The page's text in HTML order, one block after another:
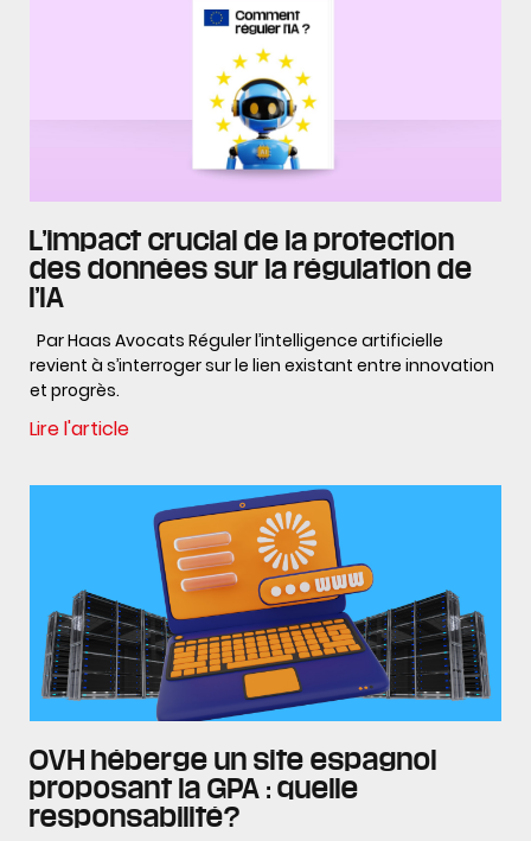
L’impact crucial de la protection
des données sur la régulation de
l’IA
Par Haas Avocats Réguler l’intelligence artificielle
revient à s’interroger sur le lien existant entre innovation
et progrès.
Lire l'article
OVH héberge un site espagnol
proposant la GPA : quelle
responsabilité?